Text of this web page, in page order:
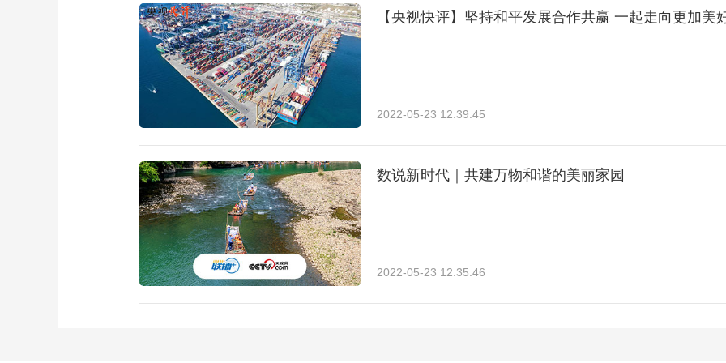
【央视快评】坚持和平发展合作共赢 一起走向更加美
2022-05-23 12:39:45
数说新时代｜共建万物和谐的美丽家园
2022-05-23 12:35:46